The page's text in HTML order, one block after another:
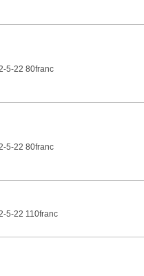
5-22 80franc
5-22 80franc
5-22 110franc